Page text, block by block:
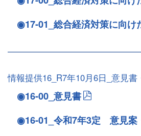
◉17-01_総合経済対策に向け
情報提供16_R7年10月6日_意見書
◉16-00_意見書
◉16-01_令和7年3定 意見案